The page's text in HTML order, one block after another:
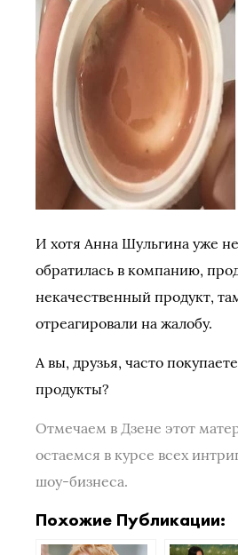
И хотя Анна Шульгина уже
обратилась в компанию,
некачественный продукт,
отреагировали на жалобу.
А вы, друзья, часто
продукты?
Отмечаем в Дзене этот
остаемся в курсе всех
шоу-бизнеса.
Похожие Публикации: